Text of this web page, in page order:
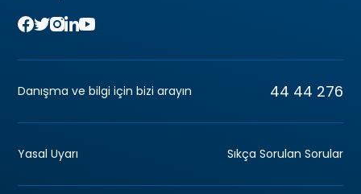
Danışma ve bilgi için bizi arayın 44 44 276
Yasal Uyarı Sıkça Sorulan Sorular